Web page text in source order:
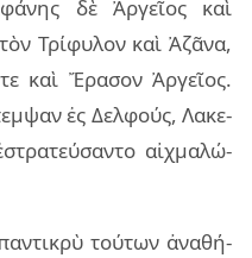
δὲ Ἀργεῖ­ος καὶ
Τρί­φυ­λον καὶ Ἀζᾶνα,
καὶ Ἔρα­σον Ἀργεῖ­ος.
ἐς Δελ­φούς, Λακε­
αἰχ­μα­λώ­
τού­των ἀνα­θή­